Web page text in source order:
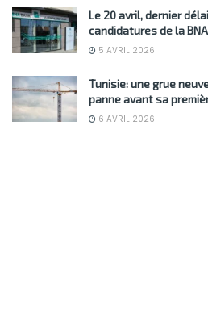
Le 20 avril, dernier
candidatures de la
5 AVRIL 2026
Tunisie: une grue
panne avant sa
6 AVRIL 2026